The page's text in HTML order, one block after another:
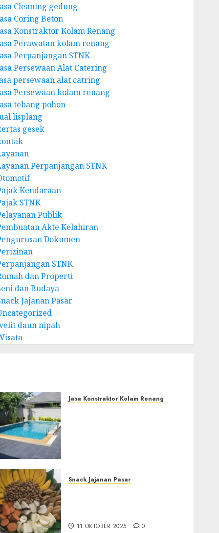
Cleaning gedung
Coring Beton
Konstraktor Kolam Renang
Perawatan kolam renang
Perpanjangan STNK
Persewaan Alat Catering
persewaan alat catring
Persewaan kolam renang
tebang pohon
lisplang
gesek
Perpanjangan STNK
Kendaraan
STNK
Publik
Akte Kelahiran
Dokumen
STNK
dan Properti
dan Budaya
Jajanan Pasar
daun nipah
Jasa Konstraktor Kolam Renang
Snack Jajanan Pasar
11 OKTOBER 2025 0